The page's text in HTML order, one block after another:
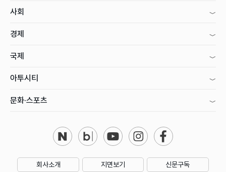
사회
경제
국제
아투시티
문화·스포츠
회사소개 지면보기 신문구독